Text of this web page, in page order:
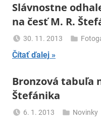
Slávnostne
na česť M. R.
30. 11. 2013
Čítať ďalej
Bronzová tabuľa
Štefánika
6. 1. 2013
Novinky